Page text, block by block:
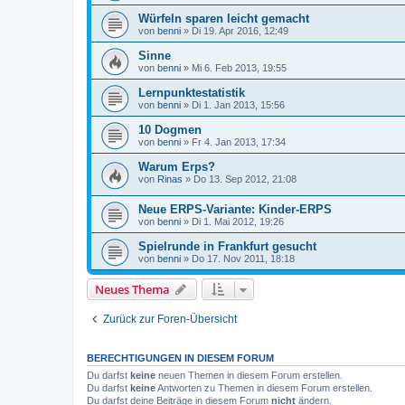
Würfeln sparen leicht gemacht
von benni » Di 19. Apr 2016, 12:49
Sinne
von benni » Mi 6. Feb 2013, 19:55
Lernpunktestatistik
von benni » Di 1. Jan 2013, 15:56
10 Dogmen
von benni » Fr 4. Jan 2013, 17:34
Warum Erps?
von Rinas » Do 13. Sep 2012, 21:08
Neue ERPS-Variante: Kinder-ERPS
von benni » Di 1. Mai 2012, 19:26
Spielrunde in Frankfurt gesucht
von benni » Do 17. Nov 2011, 18:18
Neues Thema
Zurück zur Foren-Übersicht
BERECHTIGUNGEN IN DIESEM FORUM
Du darfst keine neuen Themen in diesem Forum erstellen.
Du darfst keineAntworten zu Themen in diesem Forum erstellen.
Du darfst deine Beiträge in diesem Forum nicht ändern.